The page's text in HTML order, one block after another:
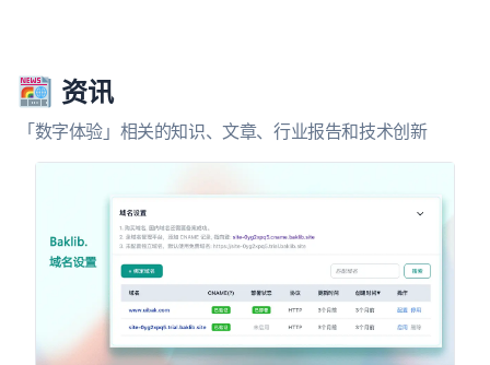
资讯
「数字体验」相关的知识、文章、行业报告和技术创新